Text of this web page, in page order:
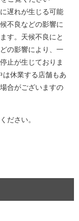
遅れが生じる可能
不良などの影響に
す。天候不良にと
の影響により、一
止が生じておりま
休業する店舗もあ
合がございますの
ださい。